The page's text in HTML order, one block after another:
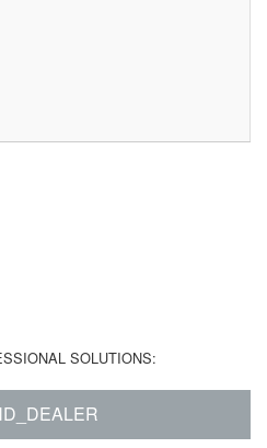
SOLUTIONS: